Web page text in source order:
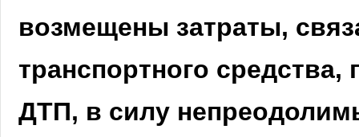
возмещены затраты,
транспортного
ДТП, в силу